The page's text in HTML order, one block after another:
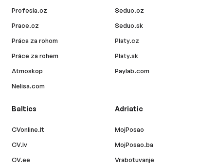
Profesia.cz
Prace.cz
Práca za rohom
Práce za rohem
Atmoskop
Nelisa.com
Seduo.cz
Seduo.sk
Platy.cz
Platy.sk
Paylab.com
Baltics
CVonline.lt
CV.lv
CV.ee
Adriatic
MojPosao
MojPosao.ba
Vrabotuvanje